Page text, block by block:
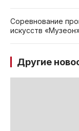
Соревнование
искусств
Другие